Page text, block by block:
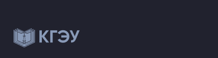
ЭНЕРГОКОД — ПОМОЩНИК КГЭУ